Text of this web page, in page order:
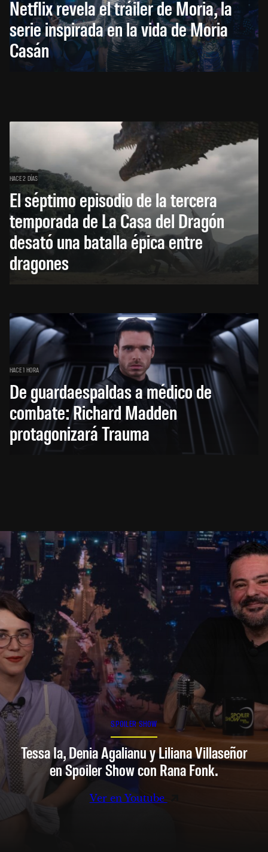
Netflix revela el tráiler de Moria, la
serie inspirada en la vida de Moria
Casán
HACE 2 DÍAS
El séptimo episodio de la tercera
temporada de La Casa del Dragón
desató una batalla épica entre
dragones
HACE 1 HORA
De guardaespaldas a médico de
combate: Richard Madden
protagonizará Trauma
SPOILER SHOW
Tessa Ia, Denia Agalianu y Liliana Villaseñor
en Spoiler Show con Rana Fonk.
Ver en Youtube